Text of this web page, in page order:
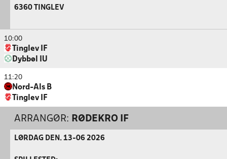
6360 TINGLEV
10:00
Tinglev IF
Dybbøl IU
11:20
Nord-Als B
Tinglev IF
ARRANGØR: RØDEKRO IF
LØRDAG DEN. 13-06 2026